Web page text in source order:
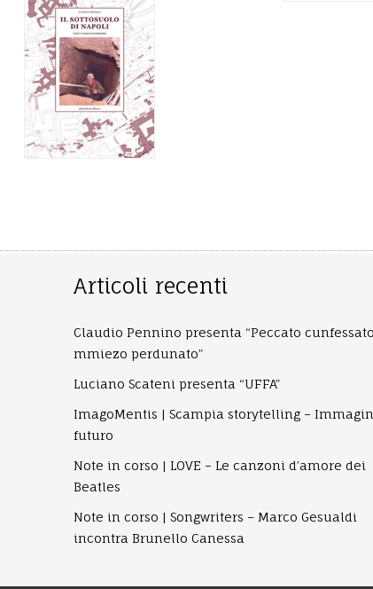
Articoli recenti
Claudio Pennino presenta “Peccato
mmiezo perdunato”
Luciano Scateni presenta “UFFA”
ImagoMentis | Scampia storytelling –
futuro
Note in corso | LOVE – Le canzoni d’amore dei
Beatles
Note in corso | Songwriters – Marco Gesualdi
incontra Brunello Canessa